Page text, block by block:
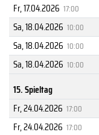
Fr, 17.04.2026 17:00
Sa, 18.04.2026 10:00
Sa, 18.04.2026 10:00
Sa, 18.04.2026 10:00
15. Spieltag
Fr, 24.04.2026 17:00
Fr, 24.04.2026 17:00